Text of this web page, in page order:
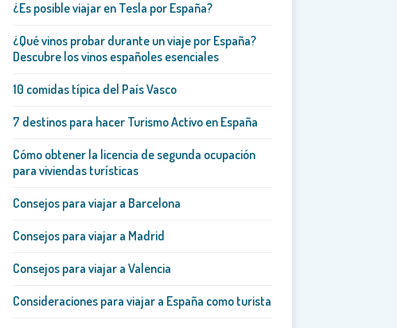
¿Es posible viajar en Tesla por España?
¿Qué vinos probar durante un viaje por España?
Descubre los vinos españoles esenciales
10 comidas típica del País Vasco
7 destinos para hacer Turismo Activo en España
Cómo obtener la licencia de segunda ocupación
para viviendas turísticas
Consejos para viajar a Barcelona
Consejos para viajar a Madrid
Consejos para viajar a Valencia
Consideraciones para viajar a España como turista